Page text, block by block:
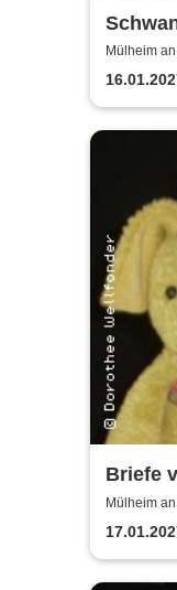
Ballet
Mülheim
Briefe
im
Mülheim